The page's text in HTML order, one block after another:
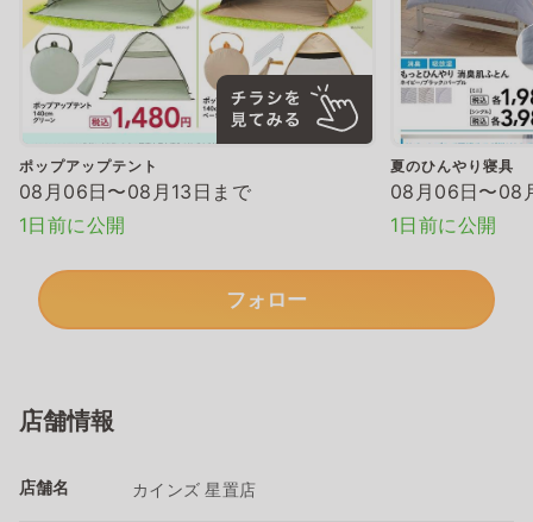
ポップアップテント
08月06日〜08月13日まで
1日前に公開
夏のひんやり寝具
08月06日〜08
1日前に公開
フォロー
店舗情報
店舗名 カインズ 星置店